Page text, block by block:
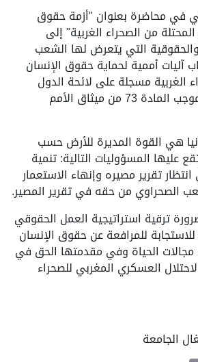
في محاضرة بعنوان "أزمة حقوق
من الصحراء الغربیة" إلى
والحقوقية التي يتعرض لها الشعب
آليات أممية لحماية حقوق الإنسان
الغربية مسجلة على لائحة الدول
الخاضعة للاستعمار بموجب المادة 73 من ميثاق الأمم
هي القوة المديرة للأرض حسب
2072/1965، وتقع عليها المسؤوليات التالية: تنمية
تقرير مصيره وإنهاء الاستعمار
الصحراوي من حقه في تقرير المصير.
ترقية استراتيجية العمل الحقوقي
للمرافعة عن حقوق الإنسان
الحياة وفي مقدمتها الحق في
العسكري المغربي للصحراء
الجامعة